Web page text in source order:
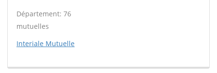
Département: 76
mutuelles
Interiale Mutuelle